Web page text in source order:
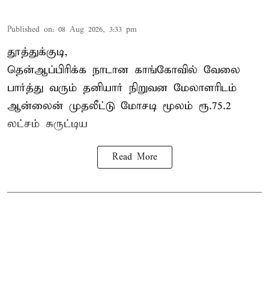
Published on: 08 Aug 2026, 3:33 pm
தூத்துக்குடி,
தென்ஆப்பிரிக்க நாடான காங்கோவில் வேலை
பார்த்து வரும் தனியார் நிறுவன மேலாளரிடம்
ஆன்லைன் முதலீட்டு மோசடி மூலம் ரூ.75.2
லட்சம் சுருட்டிய
Read More